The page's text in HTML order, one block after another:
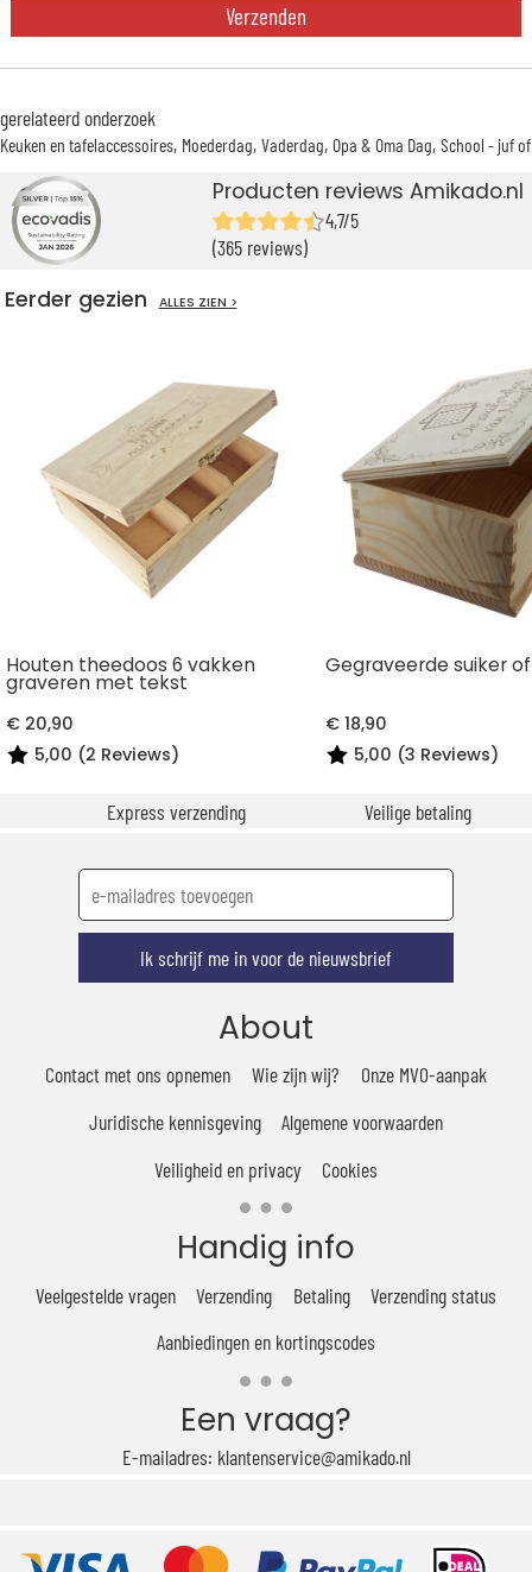
Verzenden
gerelateerd onderzoek
Keuken en tafelaccessoires Moederdag Vaderdag Opa & Oma Dag School - juf
Producten reviews Amikado.nl
4,7/5
(365 reviews)
Eerder gezien ALLES ZIEN >
Houten theedoos 6 vakken
graveren met tekst
€ 20,90
5,00 (2 Reviews)
Gegraveerde suiker
€ 18,90
5,00 (3 Reviews)
Express verzending Veilige betaling
Ik schrijf me in voor de nieuwsbrief
About
Contact met ons opnemen Wie zijn wij?
Onze MVO-aanpak
Juridische kennisgeving
Algemene voorwaarden
Veiligheid en privacy
Cookies
Handig info
Veelgestelde vragen Verzending Betaling
Verzending status
Aanbiedingen en kortingscodes
Een vraag?
E-mailadres: klantenservice@amikado.nl